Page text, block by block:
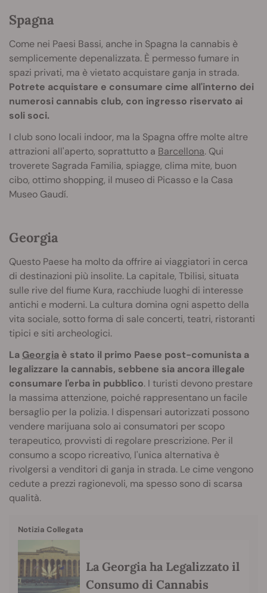
Spagna
Come nei Paesi Bassi, anche in Spagna la cannabis è
semplicemente depenalizzata. È permesso fumare in
spazi privati, ma è vietato acquistare ganja in strada.
Potrete acquistare e consumare cime all'interno dei
numerosi cannabis club, con ingresso riservato ai
soli soci.
I club sono locali indoor, ma la Spagna offre molte altre
attrazioni all'aperto, soprattutto a Barcellona. Qui
troverete Sagrada Familia, spiagge, clima mite, buon
cibo, ottimo shopping, il museo di Picasso e la Casa
Museo Gaudí.
Georgia
Questo Paese ha molto da offrire ai viaggiatori in cerca
di destinazioni più insolite. La capitale, Tbilisi, situata
sulle rive del fiume Kura, racchiude luoghi di interesse
antichi e moderni. La cultura domina ogni aspetto della
vita sociale, sotto forma di sale concerti, teatri, ristoranti
tipici e siti archeologici.
La Georgia è stato il primo Paese post-comunista a
legalizzare la cannabis, sebbene sia ancora illegale
consumare l'erba in pubblico. I turisti devono prestare
la massima attenzione, poiché rappresentano un facile
bersaglio per la polizia. I dispensari autorizzati possono
vendere marijuana solo ai consumatori per scopo
terapeutico, provvisti di regolare prescrizione. Per il
consumo a scopo ricreativo, l'unica alternativa è
rivolgersi a venditori di ganja in strada. Le cime vengono
cedute a prezzi ragionevoli, ma spesso sono di scarsa
qualità.
Notizia Collegata
La Georgia ha Legalizzato il
Consumo di Cannabis